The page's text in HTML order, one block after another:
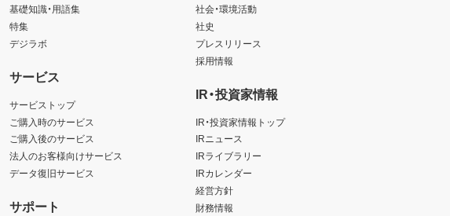
基礎知識・用語集
特集
デジラボ
サービス
サービストップ
ご購入時のサービス
ご購入後のサービス
法人のお客様向けサービス
データ復旧サービス
サポート
社会・環境活動
社史
プレスリリース
採用情報
IR・投資家情報
IR・投資家情報トップ
IRニュース
IRライブラリー
IRカレンダー
経営方針
財務情報